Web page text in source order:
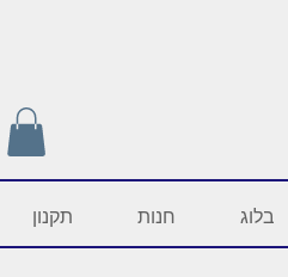
בלוג חנות תקנון